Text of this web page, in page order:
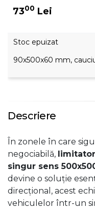
7300 Lei
Stoc epuizat
90x500x60 mm,
Descriere
În zonele în care
negociabilă,
singur sens
devine o soluție
direcțional, acest
vehiculelor într-un